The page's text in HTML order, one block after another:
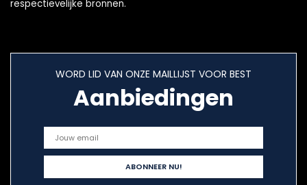
respectievelijke bronnen.
WORD LID VAN ONZE MAILLIJST VOOR BEST
Aanbiedingen